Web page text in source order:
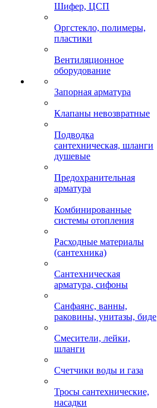
Шифер, ЦСП
Оргстекло, полимеры,
пластики
Вентиляционное
оборудование
Запорная арматура
Клапаны невозвратные
Подводка
сантехническая, шланги
душевые
Предохранительная
арматура
Комбинированные
системы отопления
Расходные материалы
(сантехника)
Сантехническая
арматура, сифоны
Санфаянс, ванны,
раковины, унитазы, биде
Смесители, лейки,
шланги
Счетчики воды и газа
Тросы сантехнические,
насадки